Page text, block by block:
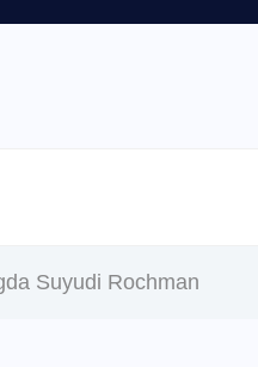
Suyudi Rochman